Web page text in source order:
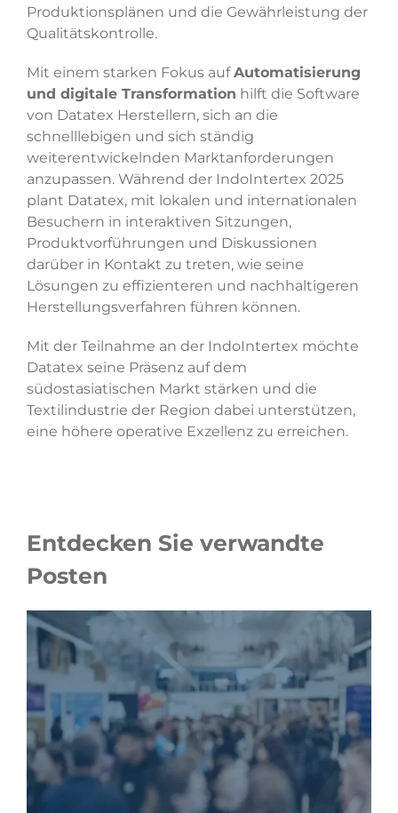
Produktionsplänen und die Gewährleistung der
Qualitätskontrolle.
Mit einem starken Fokus aufAutomatisierung
und digitale Transformation hilft die Software
von Datatex Herstellern, sich an die
schnelllebigen und sich ständig
weiterentwickelnden Marktanforderungen
anzupassen. Während der IndoIntertex 2025
plant Datatex, mit lokalen und internationalen
Besuchern in interaktiven Sitzungen,
Produktvorführungen und Diskussionen
darüber in Kontakt zu treten, wie seine
Lösungen zu effizienteren und nachhaltigeren
Herstellungsverfahren führen können.
Mit der Teilnahme an der IndoIntertex möchte
Datatex seine Präsenz auf dem
südostasiatischen Markt stärken und die
Textilindustrie der Region dabei unterstützen,
eine höhere operative Exzellenz zu erreichen.
Entdecken Sie verwandte
Posten